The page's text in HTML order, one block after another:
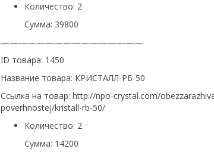
Количество: 2
Сумма: 39800
————————————————
ID товара: 1450
Название товара: КРИСТАЛЛ-РБ-50
Ссылка на товар: http://npo-crystal.com/
poverhnostej/kristall-rb-50/
Количество: 2
Сумма: 14200